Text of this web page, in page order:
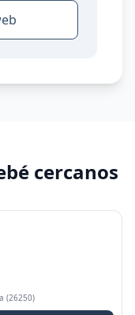
cercanos
(26250)